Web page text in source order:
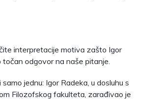
interpretacije motiva zašto Igor
točan odgovor na naše pitanje.
jednu: Igor Radeka, u dosluhu s
Filozofskog fakulteta, zarađivao je